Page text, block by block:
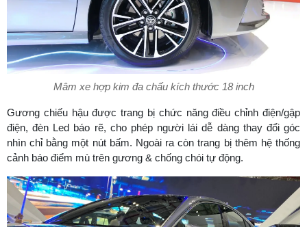
Mâm xe hợp kim đa chấu kích thước 18 inch
Gương chiếu hậu được trang bị chức năng điều chỉnh điện/gập
điện, đèn Led báo rẽ, cho phép người lái dễ dàng thay đổi góc
nhìn chỉ bằng một nút bấm. Ngoài ra còn trang bị thêm hệ thống
cảnh báo điểm mù trên gương & chống chói tự động.